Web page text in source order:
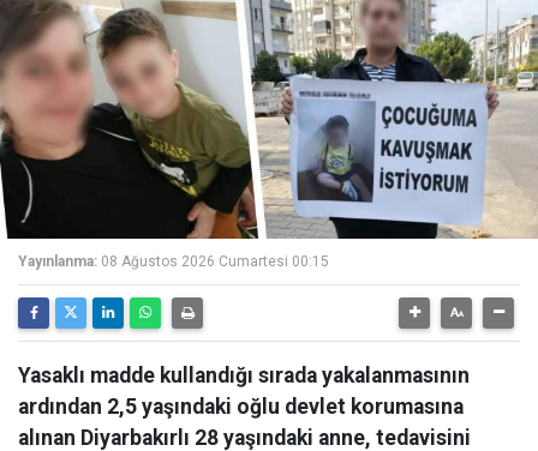
Yayınlanma: 08 Ağustos 2026 Cumartesi 00:15
Yasaklı madde kullandığı sırada yakalanmasının
ardından 2,5 yaşındaki oğlu devlet korumasına
alınan Diyarbakırlı 28 yaşındaki anne, tedavisini